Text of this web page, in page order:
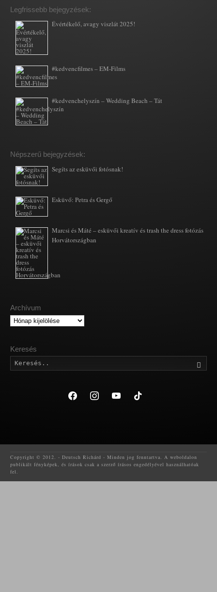
Legfrissebb bejegyzések:
Évértékelő, avagy viszlát 2025!
#kedvencfilmes – EM-Films
#kedvenchelyszín – Wedding Beach – Tát
Népszerű bejegyzések:
Segíts az esküvői fotósnak!
Esküvő: Petra és Gergő
Marcsi és Máté – esküvői kreatív és trash the dress fotózás
Horvátországban
Archívum
Archívum
Keresés
facebook instagram youtube tiktok
Copyright © 2012. - Deutsch Richárd - Minden jog fenntartva. A weboldalon
publikált fényképek, és írások csak a szerző írásos engedélyével használhatóak
fel.